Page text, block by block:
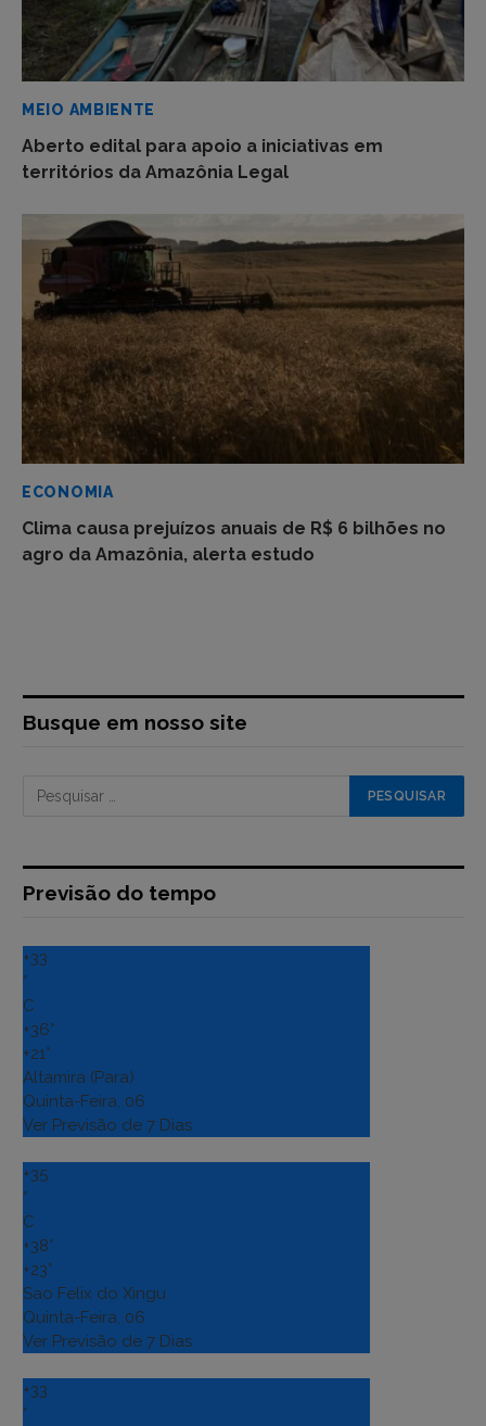
MEIO AMBIENTE
Aberto edital para apoio a iniciativas em
territórios da Amazônia Legal
ECONOMIA
Clima causa prejuízos anuais de R$ 6 bilhões no
agro da Amazônia, alerta estudo
Busque em nosso site
Previsão do tempo
+33
°
C
+36°
+21°
Altamira (Para)
Quinta-Feira, 06
Ver Previsão de 7 Dias
+35
°
C
+38°
+23°
Sao Felix do Xingu
Quinta-Feira, 06
Ver Previsão de 7 Dias
+33
°